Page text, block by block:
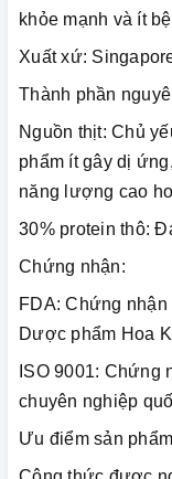
khỏe mạnh và ít
Xuất xứ:
Thành phần
Nguồn thịt: Chủ
phẩm ít gây dị
năng lượng cao
30% protein thô:
Chứng nhận:
FDA: Chứng
Dược phẩm Hoa
ISO 9001: Chứng
chuyên nghiệp
Ưu điểm sản